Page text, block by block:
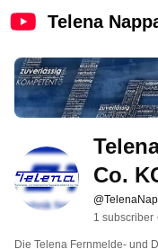
Telena
Co.
1 subscriber
Die Telena Fernmelde- und